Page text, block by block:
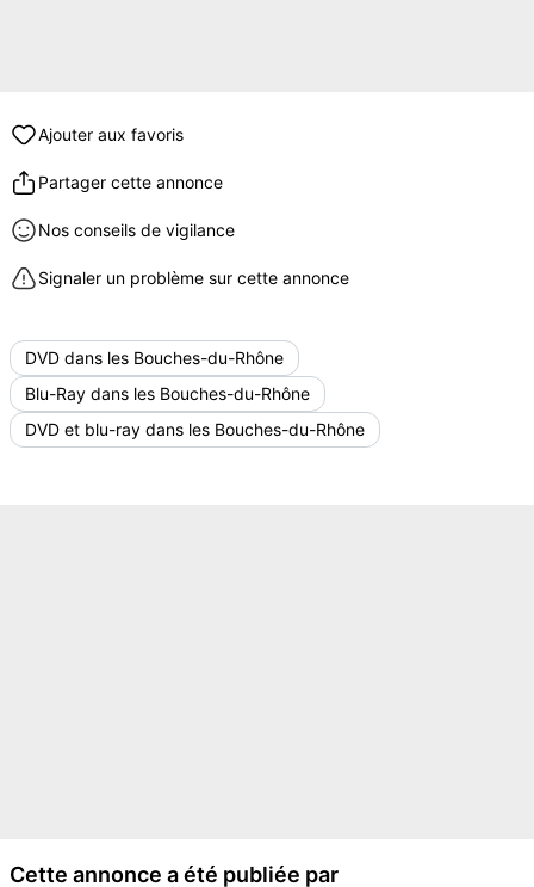
Ajouter aux favoris
Partager cette annonce
Nos conseils de vigilance
Signaler un problème sur cette annonce
DVD dans les Bouches-du-Rhône
Blu-Ray dans les Bouches-du-Rhône
DVD et blu-ray dans les Bouches-du-Rhône
Cette annonce a été publiée par